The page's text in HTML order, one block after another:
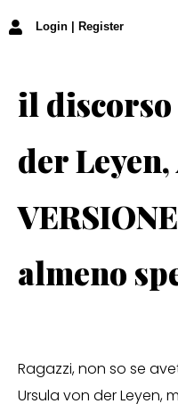
Login | Register
il
der Leyen,
almeno
Ragazzi, non so se
Ursula von der Leyen,